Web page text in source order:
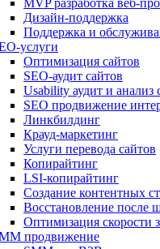
MVP разработка веб-
Дизайн-поддержка
Поддержка и
услуги
Оптимизация сайтов
SEO-аудит сайтов
Usability аудит и анализ
SEO продвижение
Линкбилдинг
Крауд-маркетинг
Услуги перевода сайтов
Копирайтинг
LSI-копирайтинг
Создание контентных
Восстановление после
Оптимизация скорости
продвижение